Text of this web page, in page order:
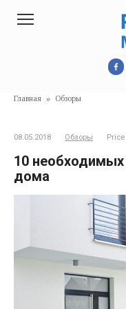
Главная » Обзоры
08.05.2018 Обзоры
10
дома